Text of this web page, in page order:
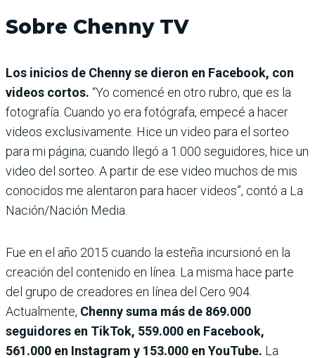
Sobre Chenny TV
Los inicios de Chenny se die­ron en Facebook, con
videos cortos. “Yo comencé en otro rubro, que es la
fotografía. Cuando yo era fotógrafa, empecé a hacer
videos exclu­sivamente. Hice un video para el sorteo
para mi página; cuando llegó a 1.000 seguidores, hice un
video del sorteo. A partir de ese video muchos de mis
cono­cidos me alentaron para hacer videos”, contó a La
Nación/Nación Media.
Fue en el año 2015 cuando la esteña incursionó en la
creación del contenido en línea. La misma hace parte
del grupo de creadores en línea del Cero 904.
Actualmente, Chenny suma más de 869.000
seguidores en TikTok, 559.000 en Facebook,
561.000 en Instagram y 153.000 en YouTube. La